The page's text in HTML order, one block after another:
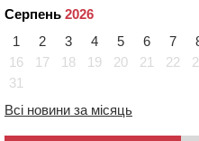
віку
17:48
“Це страшна
СМА 13-річного
ОВА виділити кошти
освіти через
Серпень 2026
1
2 3 4 5 6 7
16
17 18 19 20 21 22
31
Всі новини за місяць